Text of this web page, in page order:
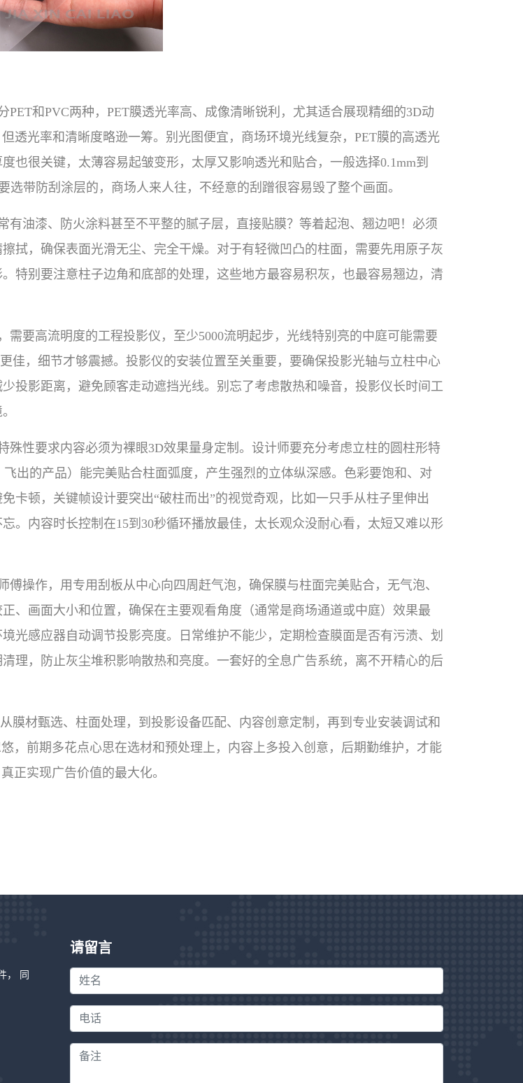
和PVC两种，PET膜透光率高、成像清晰锐利，尤其适合展现精细的3D动
透光率和清晰度略逊一筹。别光图便宜，商场环境光线复杂，PET膜的高透光
也很关键，太薄容易起皱变形，太厚又影响透光和贴合，一般选择0.1mm到
带防刮涂层的，商场人来人往，不经意的刮蹭很容易毁了整个画面。
油漆、防火涂料甚至不平整的腻子层，直接贴膜？等着起泡、翘边吧！必须
拭，确保表面光滑无尘、完全干燥。对于有轻微凹凸的柱面，需要先用原子灰
特别要注意柱子边角和底部的处理，这些地方最容易积灰，也最容易翘边，清
要高流明度的工程投影仪，至少5000流明起步，光线特别亮的中庭可能需要
佳，细节才够震撼。投影仪的安装位置至关重要，要确保投影光轴与立柱中心
投影距离，避免顾客走动遮挡光线。别忘了考虑散热和噪音，投影仪长时间工
殊性要求内容必须为裸眼3D效果量身定制。设计师要充分考虑立柱的圆柱形特
出的产品）能完美贴合柱面弧度，产生强烈的立体纵深感。色彩要饱和、对
卡顿，关键帧设计要突出“破柱而出”的视觉奇观，比如一只手从柱子里伸出
。内容时长控制在15到30秒循环播放最佳，太长观众没耐心看，太短又难以形
操作，用专用刮板从中心向四周赶气泡，确保膜与柱面完美贴合，无气泡、
、画面大小和位置，确保在主要观看角度（通常是商场通道或中庭）效果最
光感应器自动调节投影亮度。日常维护不能少，定期检查膜面是否有污渍、划
理，防止灰尘堆积影响散热和亮度。一套好的全息广告系统，离不开精心的后
膜材甄选、柱面处理，到投影设备匹配、内容创意定制，再到专业安装调试和
，前期多花点心思在选材和预处理上，内容上多投入创意，后期勤维护，才能
正实现广告价值的最大化。
， 同
请留言